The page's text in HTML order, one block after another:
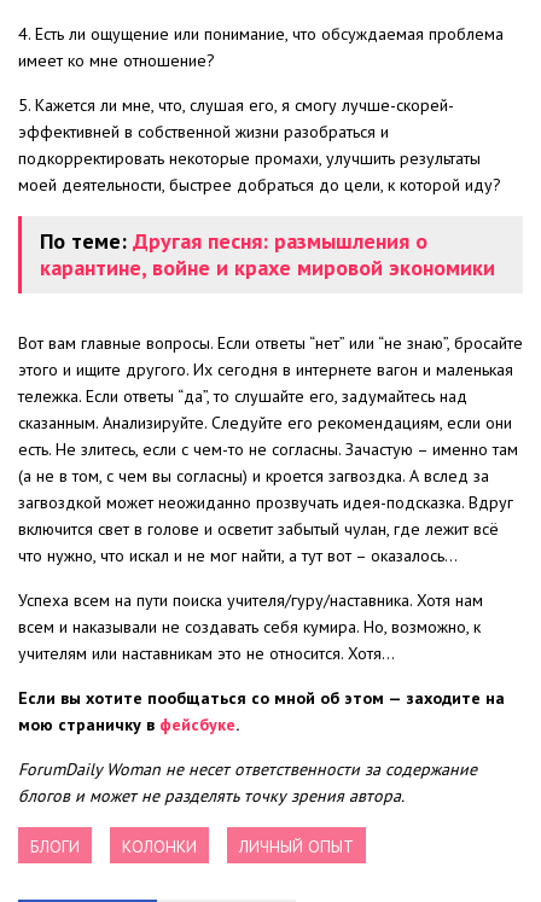
4. Есть ли ощущение или понимание, что обсуждаемая проблема
имеет ко мне отношение?
5. Кажется ли мне, что, слушая его, я смогу лучше-скорей-
эффективней в собственной жизни разобраться и
подкорректировать некоторые промахи, улучшить результаты
моей деятельности, быстрее добраться до цели, к которой иду?
По теме: Другая песня: размышления о
карантине, войне и крахе мировой экономики
Вот вам главные вопросы. Если ответы “нет” или “не знаю”, бросайте
этого и ищите другого. Их сегодня в интернете вагон и маленькая
тележка. Если ответы “да”, то слушайте его, задумайтесь над
сказанным. Анализируйте. Следуйте его рекомендациям, если они
есть. Не злитесь, если с чем-то не согласны. Зачастую – именно там
(а не в том, с чем вы согласны) и кроется загвоздка. А вслед за
загвоздкой может неожиданно прозвучать идея-подсказка. Вдруг
включится свет в голове и осветит забытый чулан, где лежит всё
что нужно, что искал и не мог найти, а тут вот – оказалось…
Успеха всем на пути поиска учителя/гуру/наставника. Хотя нам
всем и наказывали не создавать себя кумира. Но, возможно, к
учителям или наставникам это не относится. Хотя…
Если вы хотите пообщаться со мной об этом — заходите на
мою страничку в фейсбуке.
ForumDaily Woman не несет ответственности за содержание
блогов и может не разделять точку зрения автора.
БЛОГИ КОЛОНКИ ЛИЧНЫЙ ОПЫТ